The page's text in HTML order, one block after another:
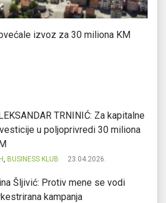
izvoz za 30 miliona KM
TRNINIĆ: Za kapitalne
u poljoprivredi 30 miliona
, BUSINESS KLUB 23.04.2026.
Šljivić: Protiv mene se vodi
kampanja